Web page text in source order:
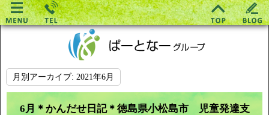
月別アーカイブ: 2021年6月
6月＊かんだせ日記＊徳島県小松島市 児童発達支